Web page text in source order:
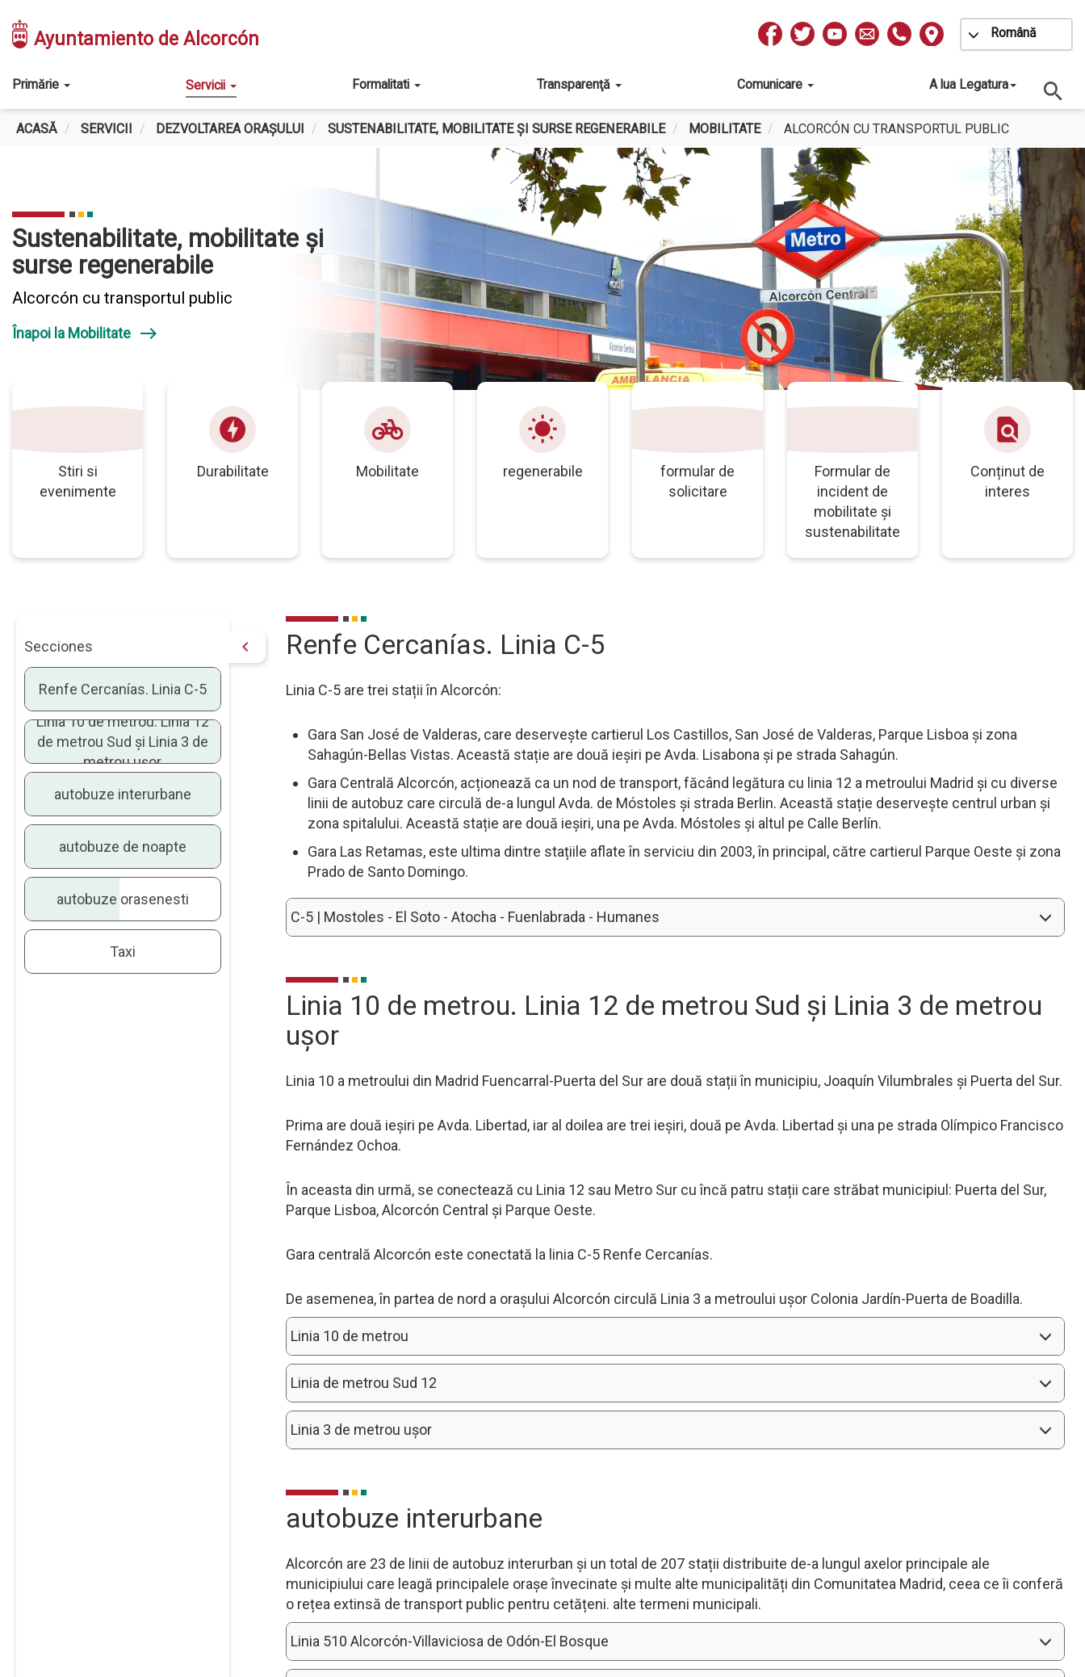
conţinutul
Ayuntamiento de Alcorcón
Redes
Sociales
Română
Toggle
Main
navigation
Primărie Servicii Formalitati Transparenţă Comunicare A lua Legatura
ACASĂ SERVICII DEZVOLTAREA ORAȘULUI SUSTENABILITATE, MOBILITATE ȘI SURSE REGENERABILE MOBILITATE ALCORCÓN CU TRANSPORTUL PUBLIC
CU
TRANSPORTUL
PUBLIC
Sustenabilitate, mobilitate și
surse regenerabile
Alcorcón cu transportul public
Înapoi la Mobilitate east
Stiri si
evenimente
offline_bolt
Durabilitate
pedal_bike
Mobilitate
wb_sunny
regenerabile
formular de
solicitare
cum_se_reg
Formular de
incident de
mobilitate și
sustenabilitate
find_in_page
Conținut de
interes
Secciones chevron_right
Renfe Cercanías. Linia C-5
Linia 10 de metrou. Linia 12
de metrou Sud și Linia 3 de
metrou ușor
autobuze interurbane
autobuze de noapte
autobuze orasenesti
Taxi
Renfe Cercanías. Linia C-5
Linia C-5 are trei stații în Alcorcón:
Gara San José de Valderas, care deservește cartierul Los Castillos, San José de Valderas, Parque Lisboa și zona
Sahagún-Bellas Vistas. Această stație are două ieșiri pe Avda. Lisabona și pe strada Sahagún.
Gara Centrală Alcorcón, acționează ca un nod de transport, făcând legătura cu linia 12 a metroului Madrid și cu diverse
linii de autobuz care circulă de-a lungul Avda. de Móstoles și strada Berlin. Această stație deservește centrul urban și
zona spitalului. Această stație are două ieșiri, una pe Avda. Móstoles și altul pe Calle Berlín.
Gara Las Retamas, este ultima dintre stațiile aflate în serviciu din 2003, în principal, către cartierul Parque Oeste și zona
Prado de Santo Domingo.
C-5 | Mostoles - El Soto - Atocha - Fuenlabrada - Humanes
Linia 10 de metrou. Linia 12 de metrou Sud și Linia 3 de metrou
ușor
Linia 10 a metroului din Madrid Fuencarral-Puerta del Sur are două stații în municipiu, Joaquín Vilumbrales și Puerta del Sur.
Prima are două ieșiri pe Avda. Libertad, iar al doilea are trei ieșiri, două pe Avda. Libertad și una pe strada Olímpico Francisco
Fernández Ochoa.
În aceasta din urmă, se conectează cu Linia 12 sau Metro Sur cu încă patru stații care străbat municipiul: Puerta del Sur,
Parque Lisboa, Alcorcón Central și Parque Oeste.
Gara centrală Alcorcón este conectată la linia C-5 Renfe Cercanías.
De asemenea, în partea de nord a orașului Alcorcón circulă Linia 3 a metroului ușor Colonia Jardín-Puerta de Boadilla.
Linia 10 de metrou
Linia de metrou Sud 12
Linia 3 de metrou ușor
autobuze interurbane
Alcorcón are 23 de linii de autobuz interurban și un total de 207 stații distribuite de-a lungul axelor principale ale
municipiului care leagă principalele orașe învecinate și multe alte municipalități din Comunitatea Madrid, ceea ce îi conferă
o rețea extinsă de transport public pentru cetățeni. alte termeni municipali.
Linia 510 Alcorcón-Villaviciosa de Odón-El Bosque